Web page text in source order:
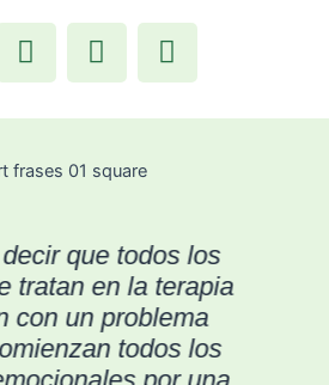
que todos los
tratan en la terapia
con un problema
todos los